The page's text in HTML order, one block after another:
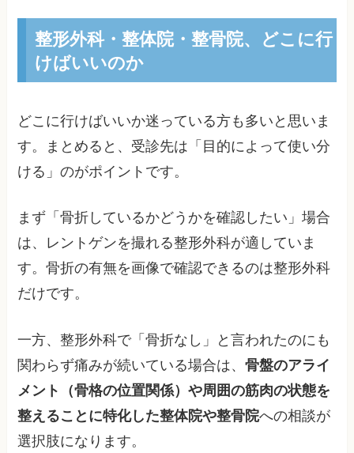
整形外科・整体院・整骨院、どこに行
けばいいのか
どこに行けばいいか迷っている方も多いと思いま
す。まとめると、受診先は「目的によって使い分
ける」のがポイントです。
まず「骨折しているかどうかを確認したい」場合
は、レントゲンを撮れる整形外科が適していま
す。骨折の有無を画像で確認できるのは整形外科
だけです。
一方、整形外科で「骨折なし」と言われたのにも
関わらず痛みが続いている場合は、骨盤のアライ
メント（骨格の位置関係）や周囲の筋肉の状態を
整えることに特化した整体院や整骨院への相談が
選択肢になります。